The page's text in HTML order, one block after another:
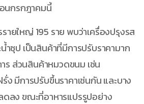
นกรกฎาคมนี้
ายใหญ่ 195 ราย พบว่าเครื่องปรุงรส
ำซุป เป็นสินค้าที่มีการปรับราคามาก
ร ส่วนสินค้าหมวดขนม เช่น
ง มีการปรับขึ้นราคาเช่นกัน และบาง
ลง ขณะที่อาหารแปรรูปอย่าง